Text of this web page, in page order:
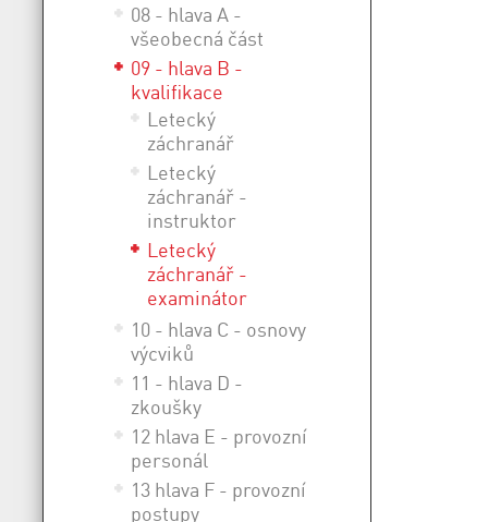
08 - hlava A -
všeobecná část
09 - hlava B -
kvalifikace
Letecký
záchranář
Letecký
záchranář -
instruktor
Letecký
záchranář -
examinátor
10 - hlava C - osnovy
výcviků
11 - hlava D -
zkoušky
12 hlava E - provozní
personál
13 hlava F - provozní
postupy